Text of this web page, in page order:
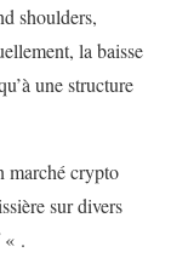
shoulders,
la baisse
une structure
marché crypto
sur divers
« .